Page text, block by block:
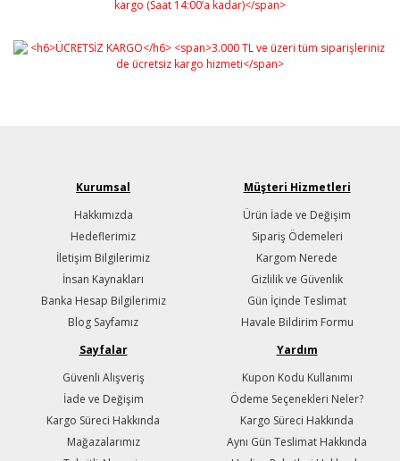
Kurumsal
Hakkımızda
Hedeflerimiz
İletişim Bilgilerimiz
İnsan Kaynakları
Banka Hesap Bilgilerimiz
Blog Sayfamız
Müşteri Hizmetleri
Ürün İade ve Değişim
Sipariş Ödemeleri
Kargom Nerede
Gizlilik ve Güvenlik
Gün İçinde Teslimat
Havale Bildirim Formu
Sayfalar
Güvenli Alışveriş
İade ve Değişim
Kargo Süreci Hakkında
Mağazalarımız
Yardım
Kupon Kodu Kullanımı
Ödeme Seçenekleri Neler?
Kargo Süreci Hakkında
Aynı Gün Teslimat Hakkında